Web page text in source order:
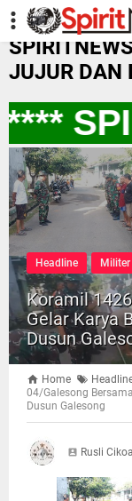
-->
JUJUR DAN
Headline Militer
Koramil
Gelar Karya
Dusun
Home
04/Galesong
Dusun Galesong
Rusli